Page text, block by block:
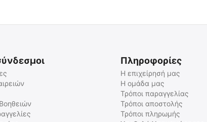
2023588
Πληροφορίες
Η επιχείρησή μας
Η ομάδα μας
Τρόποι παραγγελίας
Τρόποι αποστολής
Τρόποι πληρωμής